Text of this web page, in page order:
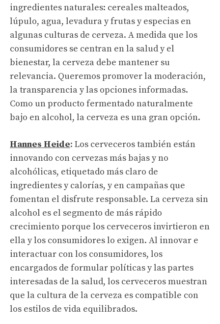
ingredientes naturales: cereales malteados,
lúpulo, agua, levadura y frutas y especias en
algunas culturas de cerveza. A medida que los
consumidores se centran en la salud y el
bienestar, la cerveza debe mantener su
relevancia. Queremos promover la moderación,
la transparencia y las opciones informadas.
Como un producto fermentado naturalmente
bajo en alcohol, la cerveza es una gran opción.
Hannes Heide: Los cerveceros también están
innovando con cervezas más bajas y no
alcohólicas, etiquetado más claro de
ingredientes y calorías, y en campañas que
fomentan el disfrute responsable. La cerveza sin
alcohol es el segmento de más rápido
crecimiento porque los cerveceros invirtieron en
ella y los consumidores lo exigen. Al innovar e
interactuar con los consumidores, los
encargados de formular políticas y las partes
interesadas de la salud, los cerveceros muestran
que la cultura de la cerveza es compatible con
los estilos de vida equilibrados.